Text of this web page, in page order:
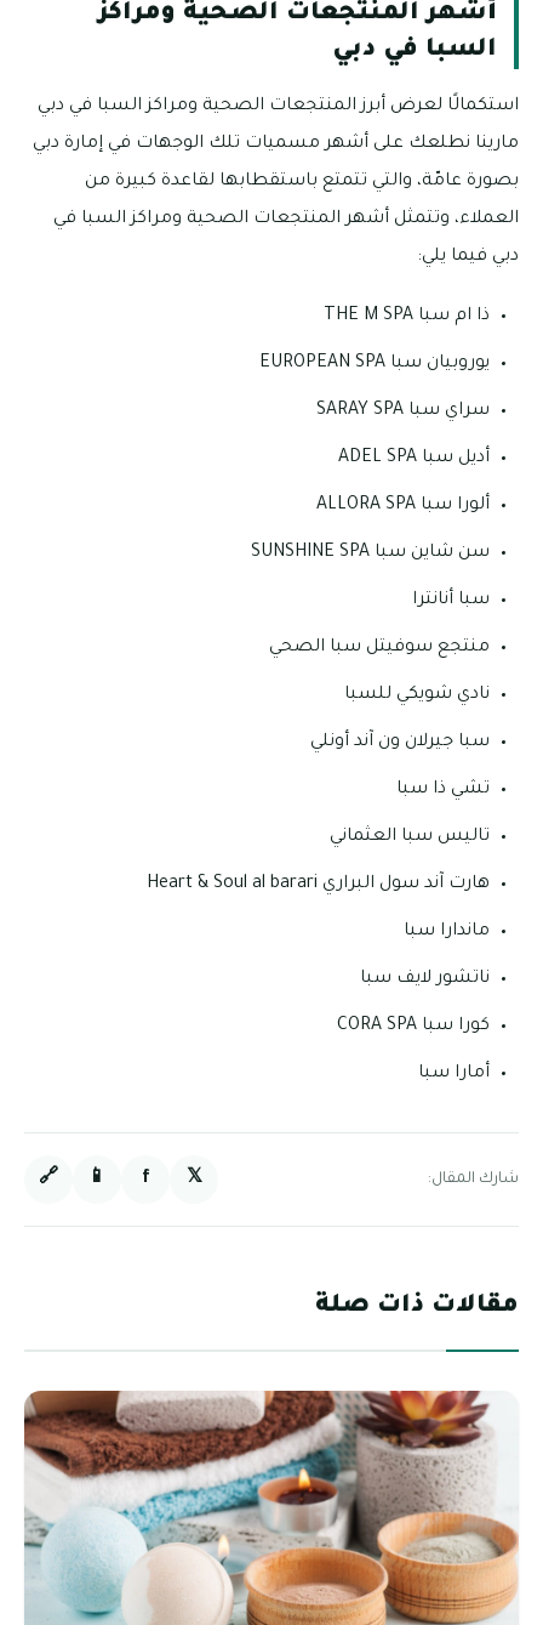
أشهر المنتجعات الصحية ومراكز
السبا في دبي
استكمالًا لعرض أبرز المنتجعات الصحية ومراكز السبا في دبي
مارينا نطلعك على أشهر مسميات تلك الوجهات في إمارة دبي
بصورة عامّة، والتي تتمتع باستقطابها لقاعدة كبيرة من
العملاء، وتتمثل أشهر المنتجعات الصحية ومراكز السبا في
دبي فيما يلي:
ذا ام سبا THE M SPA
يوروبيان سبا EUROPEAN SPA
سراي سبا SARAY SPA
أديل سبا ADEL SPA
ألورا سبا ALLORA SPA
سن شاين سبا SUNSHINE SPA
سبا أنانترا
منتجع سوفيتل سبا الصحي
نادي شويكي للسبا
سبا جيرلان ون آند أونلي
تشي ذا سبا
تاليس سبا العثماني
هارت آند سول البراري Heart & Soul al barari
ماندارا سبا
ناتشور لايف سبا
كورا سبا CORA SPA
أمارا سبا
شارك المقال: 𝕏
f
📱
🔗
مقالات ذات صلة